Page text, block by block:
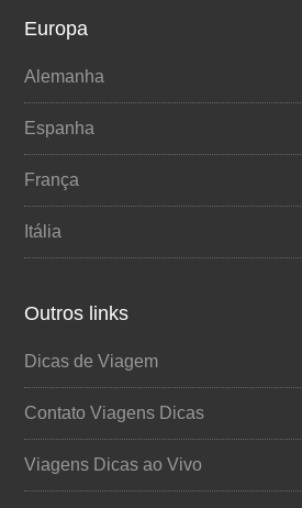
Europa
Alemanha
Espanha
França
Itália
Outros links
Dicas de Viagem
Contato Viagens Dicas
Viagens Dicas ao Vivo